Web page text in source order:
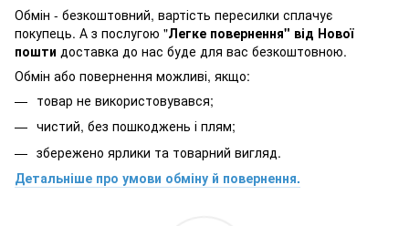
Обмін - безкоштовний, вартість пересилки сплачує
покупець. А з послугою "Легке повернення" від Нової
пошти доставка до нас буде для вас безкоштовною.
Обмін або повернення можливі, якщо:
товар не використовувався;
чистий, без пошкоджень і плям;
збережено ярлики та товарний вигляд.
Детальніше про умови обміну й повернення.